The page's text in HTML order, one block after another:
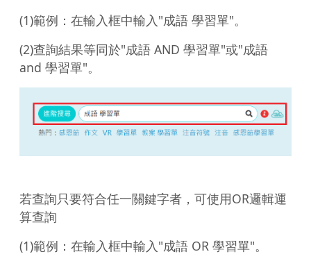
(1)範例：在輸入框中輸入"成語 學習單"。
(2)查詢結果等同於"成語 AND 學習單"或"成語
and 學習單"。
若查詢只要符合任一關鍵字者，可使用OR邏輯運
算查詢
(1)範例：在輸入框中輸入"成語 OR 學習單"。